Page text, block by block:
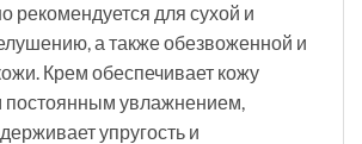
рекомендуется для сухой и
а также обезвоженной и
Крем обеспечивает кожу
увлажнением,
упругость и